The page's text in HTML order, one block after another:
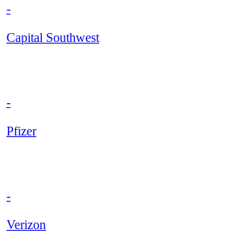
-
Capital Southwest
-
Pfizer
-
Verizon